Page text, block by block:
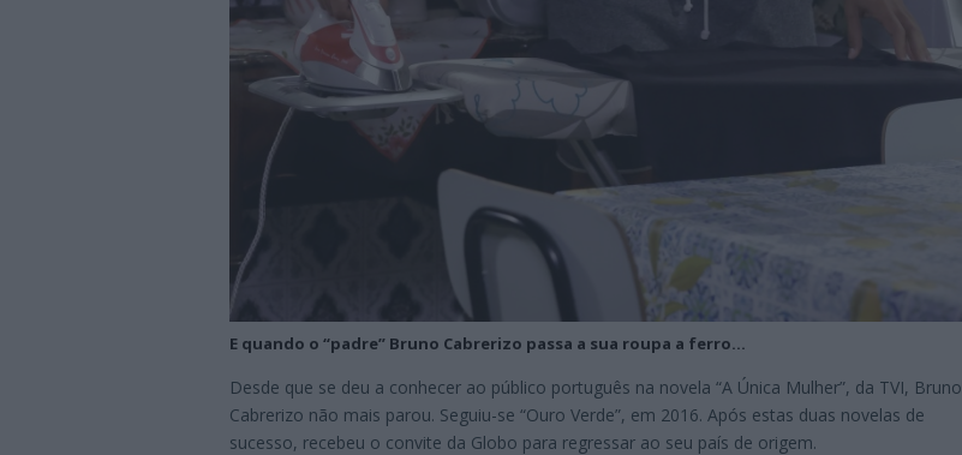
E quando o “padre” Bruno Cabrerizo passa a sua roupa a ferro…
Desde que se deu a conhecer ao público português na novela “A Única Mulher”, da TVI, Bruno
Cabrerizo não mais parou. Seguiu-se “Ouro Verde”, em 2016. Após estas duas novelas de
sucesso, recebeu o convite da Globo para regressar ao seu país de origem.